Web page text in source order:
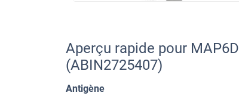
Aperçu rapide pour
(ABIN2725407)
Antigène